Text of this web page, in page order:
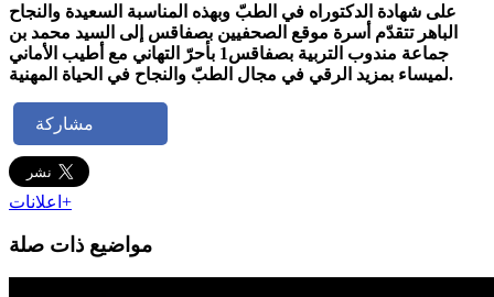
على شهادة الدكتوراه في الطبّ وبهذه المناسبة السعيدة والنجاح
الباهر تتقدّم أسرة موقع الصحفيين بصفاقس إلى السيد محمد بن
جماعة مندوب التربية بصفاقس1 بأحرّ التهاني مع أطيب الأماني
لميساء بمزيد الرقي في مجال الطبّ والنجاح في الحياة المهنية.
مشاركة
اعلانات+
مواضيع ذات صلة